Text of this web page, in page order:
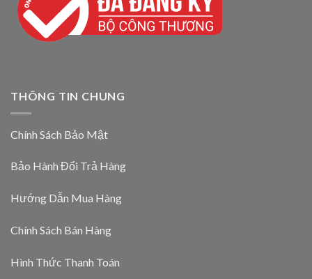
THÔNG TIN CHUNG
Chính Sách Bảo Mật
Bảo Hành Đổi Trả Hàng
Hướng Dẫn Mua Hàng
Chính Sách Bán Hàng
Hình Thức Thanh Toán